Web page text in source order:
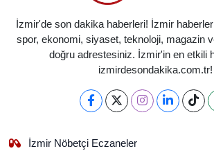
İzmir'de son dakika haberleri! İzmir
spor, ekonomi, siyaset, teknoloji, magazin
doğru adrestesiniz. İzmir'in en etkili
izmirdesondakika.com.tr!
İzmir Nöbetçi Eczaneler